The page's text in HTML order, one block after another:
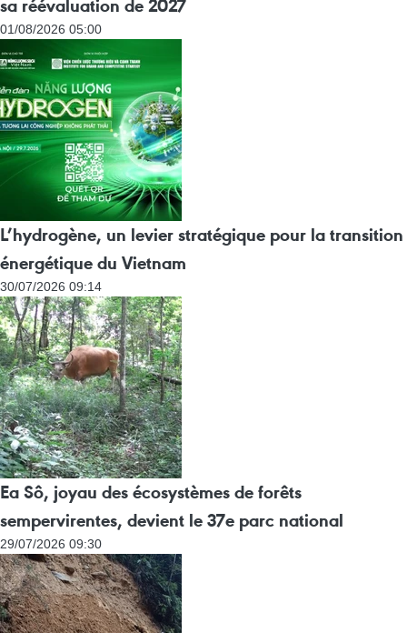
sa réévaluation de 2027
01/08/2026 05:00
L’hydrogène, un levier stratégique pour la transition
énergétique du Vietnam
30/07/2026 09:14
Ea Sô, joyau des écosystèmes de forêts
sempervirentes, devient le 37e parc national
29/07/2026 09:30